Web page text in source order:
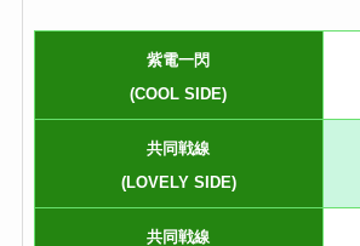
紫電一閃
(COOL SIDE)
共同戦線
(LOVELY SIDE)
共同戦線